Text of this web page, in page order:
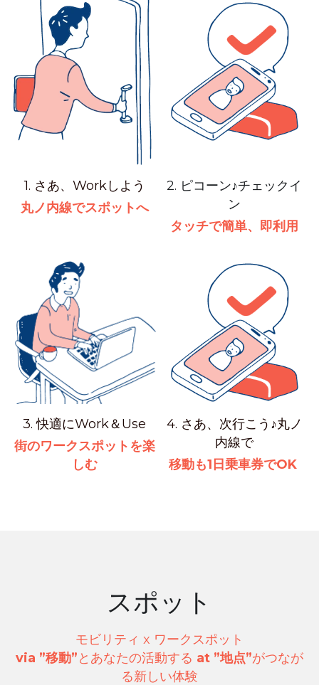
1. さあ、Workしよう
丸ノ内線でスポットへ
2. ピコーン♪チェックイ
ン
タッチで簡単、即利用
3. 快適にWork＆Use
街のワークスポットを楽
しむ
4. さあ、次行こう♪丸ノ
内線で
移動も1日乗車券でOK
スポット
モビリティ x ワークスポット
via ”移動”とあなたの活動する at ”地点”がつなが
る新しい体験